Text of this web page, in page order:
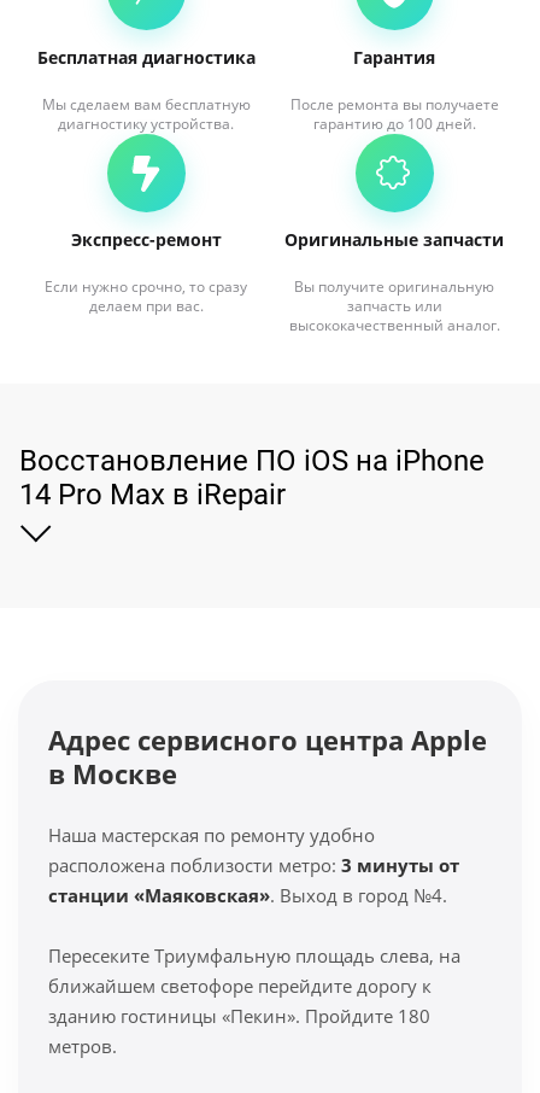
Бесплатная диагностика
Мы сделаем вам бесплатную
диагностику устройства.
Гарантия
После ремонта вы получаете
гарантию до 100 дней.
Экспресс-ремонт
Если нужно срочно, то сразу
делаем при вас.
Оригинальные запчасти
Вы получите оригинальную
запчасть или
высококачественный аналог.
Восстановление ПО iOS на iPhone
14 Pro Max в iRepair
Адрес сервисного центра Apple
в Москве
Наша мастерская по ремонту удобно
расположена поблизости метро: 3 минуты от
станции «Маяковская». Выход в город №4.
Пересеките Триумфальную площадь слева, на
ближайшем светофоре перейдите дорогу к
зданию гостиницы «Пекин». Пройдите 180
метров.